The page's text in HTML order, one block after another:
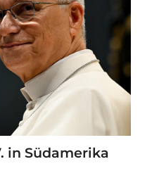
in Südamerika